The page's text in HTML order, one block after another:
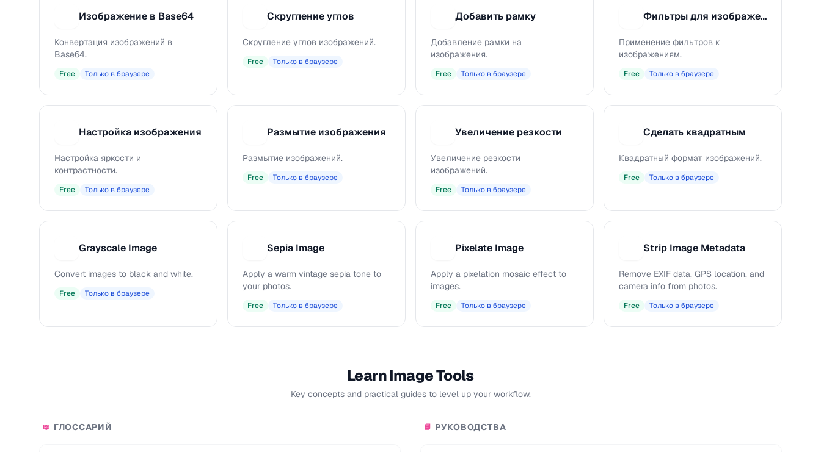
Изображение в Base64
Конвертация изображений в
Base64.
Free Только в браузере
Скругление углов
Скругление углов изображений.
Free Только в браузере
Добавить рамку
Добавление рамки на
изображения.
Free Только в браузере
Фильтры для изображений
Применение фильтров к
изображениям.
Free Только в браузере
Настройка изображения
Настройка яркости и
контрастности.
Free Только в браузере
Размытие изображения
Размытие изображений.
Free Только в браузере
Увеличение резкости
Увеличение резкости
изображений.
Free Только в браузере
Сделать квадратным
Квадратный формат изображений.
Free Только в браузере
Grayscale Image
Convert images to black and white.
Free Только в браузере
Sepia Image
Apply a warm vintage sepia tone to
your photos.
Free Только в браузере
Pixelate Image
Apply a pixelation mosaic effect to
images.
Free Только в браузере
Strip Image Metadata
Remove EXIF data, GPS location, and
camera info from photos.
Free Только в браузере
Learn Image Tools
Key concepts and practical guides to level up your workflow.
📖 ГЛОССАРИЙ 📘 РУКОВОДСТВА